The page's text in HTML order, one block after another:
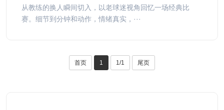
从教练的换人瞬间切入，以老球迷视角回忆一场经典比
赛。细节到分钟和动作，情绪真实，···
首页 1 1/1 尾页